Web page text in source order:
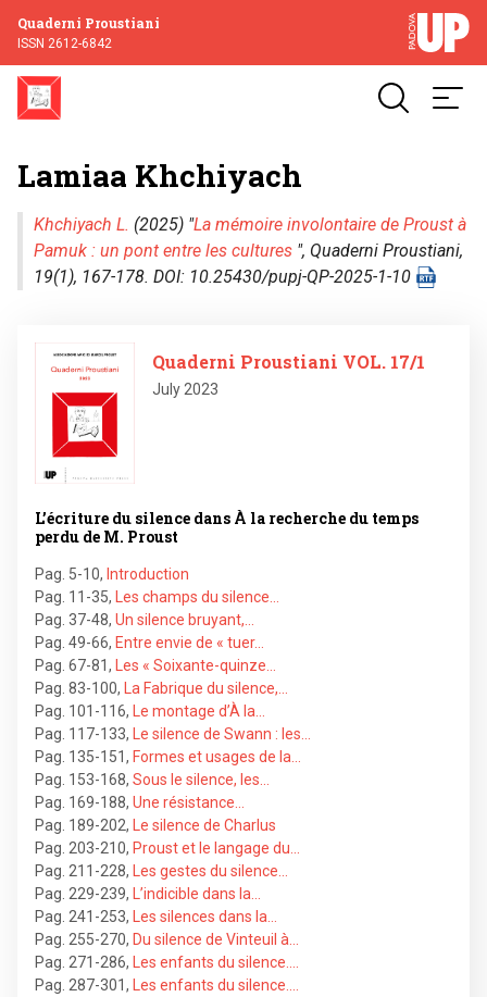
Quaderni Proustiani
ISSN 2612-6842
Lamiaa Khchiyach
Khchiyach L. (2025) "La mémoire involontaire de Proust à
Pamuk : un pont entre les cultures ", Quaderni Proustiani,
19(1), 167-178. DOI: 10.25430/pupj-QP-2025-1-10
Image
Quaderni Proustiani VOL. 17/1
July 2023
L’écriture du silence dans À la recherche du temps
perdu de M. Proust
Pag. 5-10, Introduction
Pag. 11-35,
Les champs du silence…
Pag. 37-48, Un silence bruyant,…
Pag. 49-66, Entre envie de « tuer…
Pag. 67-81,
Les « Soixante-quinze…
Pag. 83-100,
La Fabrique du silence,…
Pag. 101-116,
Le montage d’À la…
Pag. 117-133,
Le silence de Swann : les…
Pag. 135-151, Formes et usages de la…
Pag. 153-168, Sous le silence, les…
Pag. 169-188, Une résistance…
Pag. 189-202,
Le silence de Charlus
Pag. 203-210, Proust et le langage du…
Pag. 211-228,
Les gestes du silence…
Pag. 229-239,
L’indicible dans la…
Pag. 241-253,
Les silences dans la…
Pag. 255-270, Du silence de Vinteuil à…
Pag. 271-286,
Les enfants du silence.…
Pag. 287-301,
Les enfants du silence.…